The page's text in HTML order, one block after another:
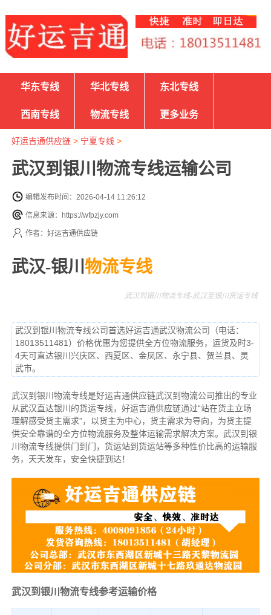
华东专线 华北专线 东北专线
西南专线 物流专线 更多业务
好运吉通供应链> 宁夏专线 >
武汉到银川物流专线运输公司
编辑发布时间：2026-04-14 11:26:12
信息来源：https://wfpzjy.com
作者：好运吉通供应链
武汉-银川 物流专线
武汉到银川物流专线-武汉至银川货运专线
武汉到银川物流专线公司首选好运吉通武汉物流公司（电话：
18013511481）价格优惠为您提供全方位物流服务，运货及时3-
4天可直达银川兴庆区、西夏区、金凤区、永宁县、贺兰县、灵
武市。
武汉到银川物流专线是好运吉通供应链武汉到物流公司推出的专业
从武汉直达银川的货运专线，好运吉通供应链通过“站在货主立场
理解感受货主需求”，以货主为中心，货主需求为导向，为货主提
供安全靠谱的全方位物流服务及整体运输需求解决方案。武汉到银
川物流专线提供门到门，货运站到货运站等多种性价比高的运输服
务，天天发车，安全快捷到达！
武汉到银川物流专线参考运输价格